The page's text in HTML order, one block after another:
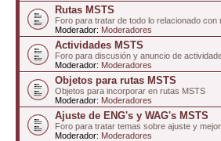
Rutas MSTS
Foro para tratar de todo lo relacionado con
Moderador: Moderadores
Actividades MSTS
Foro para discusión y anuncio de
Moderador: Moderadores
Objetos para rutas MSTS
Objetos para incorporar en rutas MSTS
Moderador: Moderadores
Ajuste de ENG's y WAG's MSTS
Foro para tratar temas sobre ajuste y
Moderador: Moderadores